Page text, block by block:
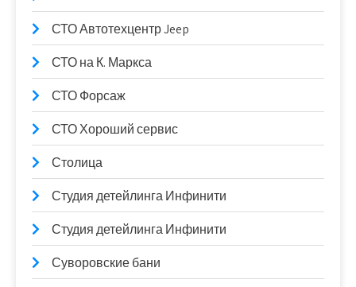
СТО Автотехцентр Jeep
СТО на К. Маркса
СТО Форсаж
СТО Хороший сервис
Столица
Студия детейлинга Инфинити
Студия детейлинга Инфинити
Суворовские бани